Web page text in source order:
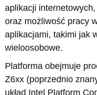
aplikacji
oraz możliwość pracy
aplikacjami, takimi jak
wieloosobowe.
Platforma obejmuje
Z6xx (poprzednio
układ Intel Platform